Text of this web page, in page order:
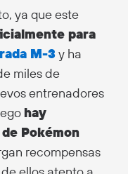
ya que este
para
M-3y ha
miles de
entrenadores
hay
Pokémon
recompensas